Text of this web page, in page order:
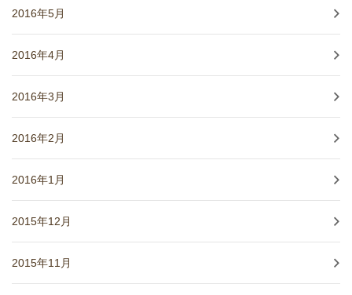
2016年5月
2016年4月
2016年3月
2016年2月
2016年1月
2015年12月
2015年11月